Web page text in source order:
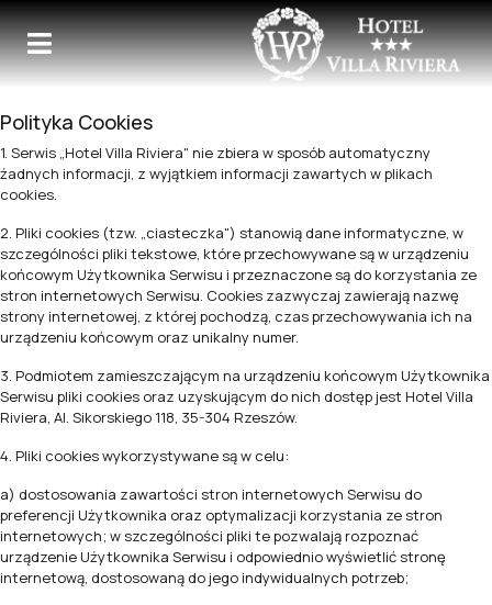
Polityka Cookies
1. Serwis „Hotel Villa Riviera" nie zbiera w sposób automatyczny
żadnych informacji, z wyjątkiem informacji zawartych w plikach
cookies.
2. Pliki cookies (tzw. „ciasteczka") stanowią dane informatyczne, w
szczególności pliki tekstowe, które przechowywane są w urządzeniu
końcowym Użytkownika Serwisu i przeznaczone są do korzystania ze
stron internetowych Serwisu. Cookies zazwyczaj zawierają nazwę
strony internetowej, z której pochodzą, czas przechowywania ich na
urządzeniu końcowym oraz unikalny numer.
3. Podmiotem zamieszczającym na urządzeniu końcowym Użytkownika
Serwisu pliki cookies oraz uzyskującym do nich dostęp jest Hotel Villa
Riviera, Al. Sikorskiego 118, 35-304 Rzeszów.
4. Pliki cookies wykorzystywane są w celu:
a) dostosowania zawartości stron internetowych Serwisu do
preferencji Użytkownika oraz optymalizacji korzystania ze stron
internetowych; w szczególności pliki te pozwalają rozpoznać
urządzenie Użytkownika Serwisu i odpowiednio wyświetlić stronę
internetową, dostosowaną do jego indywidualnych potrzeb;